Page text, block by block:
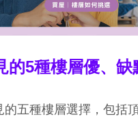
的5種樓層優、缺
的五種樓層選擇，包括